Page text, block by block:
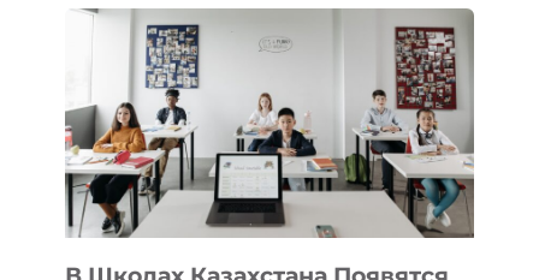
DEAL
VELOCITY
BY
MOST
—
МЕЖДУНАРОДНУЮ
ПРОГРАММУ
ДЛЯ
ТЕХНОЛОГИЧЕСКИХ